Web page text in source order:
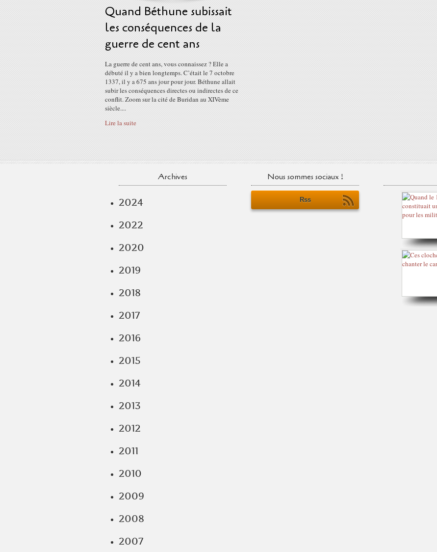
Quand Béthune subissait
les conséquences de la
guerre de cent ans
La guerre de cent ans, vous connaissez ? Elle a
débuté il y a bien longtemps. C’était le 7 octobre
1337, il y a 675 ans jour pour jour. Béthune allait
subir les conséquences directes ou indirectes de ce
conflit. Zoom sur la cité de Buridan au XIVème
siècle....
Lire la suite
Archives
2024
2022
2020
2019
2018
2017
2016
2015
2014
2013
2012
2011
2010
2009
2008
2007
Nous sommes sociaux !
Rss